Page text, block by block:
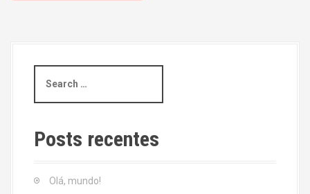
a
c
h
Posts recentes
Olá, mundo!